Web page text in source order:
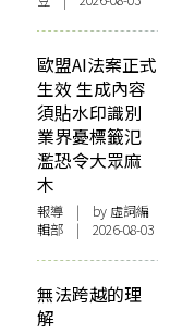
歐盟AI法案正式
生效 生成內容
須貼水印識別
業界憂標籤氾
濫恐令大眾麻
木
報導 | by 虛詞編
輯部 | 2026-08-03
無法跨越的理
解